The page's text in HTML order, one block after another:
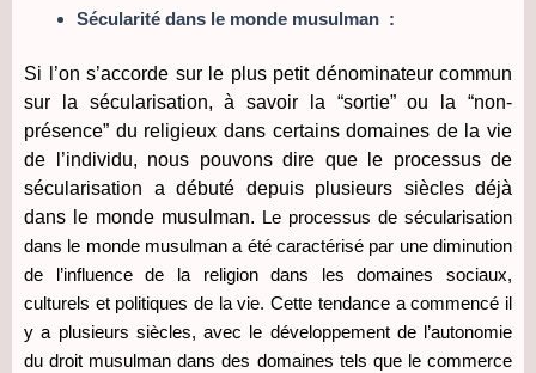
Sécularité dans le monde musulman :
Si l’on s’accorde sur le plus petit dénominateur commun
sur la sécularisation, à savoir la “sortie” ou la “non-
présence” du religieux dans certains domaines de la vie
de l’individu, nous pouvons dire que le processus de
sécularisation a débuté depuis plusieurs siècles déjà
dans le monde musulman. Le processus de sécularisation
dans le monde musulman a été caractérisé par une diminution
de l’influence de la religion dans les domaines sociaux,
culturels et politiques de la vie. Cette tendance a commencé il
y a plusieurs siècles, avec le développement de l’autonomie
du droit musulman dans des domaines tels que le commerce